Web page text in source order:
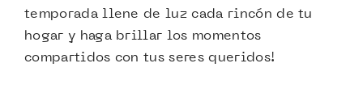
temporada llene de luz cada rincón de tu
hogar y haga brillar los momentos
compartidos con tus seres queridos!